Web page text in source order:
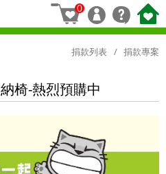
0
捐款列表 捐款專案
椅-熱烈預購中